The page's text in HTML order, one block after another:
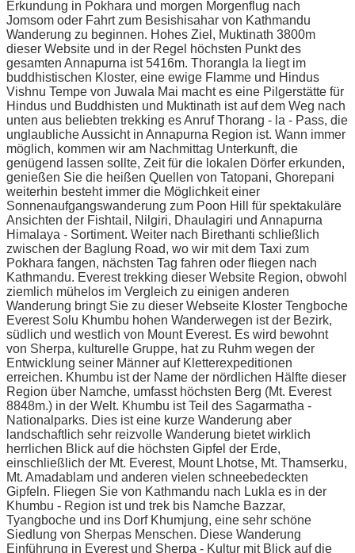
Erkundung in Pokhara und morgen Morgenflug nach
Jomsom oder Fahrt zum Besishisahar von Kathmandu
Wanderung zu beginnen. Hohes Ziel, Muktinath 3800m
dieser Website und in der Regel höchsten Punkt des
gesamten Annapurna ist 5416m. Thorangla la liegt im
buddhistischen Kloster, eine ewige Flamme und Hindus
Vishnu Tempe von Juwala Mai macht es eine Pilgerstätte für
Hindus und Buddhisten und Muktinath ist auf dem Weg nach
unten aus beliebten trekking es Anruf Thorang - la - Pass, die
unglaubliche Aussicht in Annapurna Region ist. Wann immer
möglich, kommen wir am Nachmittag Unterkunft, die
genügend lassen sollte, Zeit für die lokalen Dörfer erkunden,
genießen Sie die heißen Quellen von Tatopani, Ghorepani
weiterhin besteht immer die Möglichkeit einer
Sonnenaufgangswanderung zum Poon Hill für spektakuläre
Ansichten der Fishtail, Nilgiri, Dhaulagiri und Annapurna
Himalaya - Sortiment. Weiter nach Birethanti schließlich
zwischen der Baglung Road, wo wir mit dem Taxi zum
Pokhara fangen, nächsten Tag fahren oder fliegen nach
Kathmandu. Everest trekking dieser Website Region, obwohl
ziemlich mühelos im Vergleich zu einigen anderen
Wanderung bringt Sie zu dieser Webseite Kloster Tengboche
Everest Solu Khumbu hohen Wanderwegen ist der Bezirk,
südlich und westlich von Mount Everest. Es wird bewohnt
von Sherpa, kulturelle Gruppe, hat zu Ruhm wegen der
Entwicklung seiner Männer auf Kletterexpeditionen
erreichen. Khumbu ist der Name der nördlichen Hälfte dieser
Region über Namche, umfasst höchsten Berg (Mt. Everest
8848m.) in der Welt. Khumbu ist Teil des Sagarmatha -
Nationalparks. Dies ist eine kurze Wanderung aber
landschaftlich sehr reizvolle Wanderung bietet wirklich
herrlichen Blick auf die höchsten Gipfel der Erde,
einschließlich der Mt. Everest, Mount Lhotse, Mt. Thamserku,
Mt. Amadablam und anderen vielen schneebedeckten
Gipfeln. Fliegen Sie von Kathmandu nach Lukla es in der
Khumbu - Region ist und trek bis Namche Bazzar,
Tyangboche und ins Dorf Khumjung, eine sehr schöne
Siedlung von Sherpas Menschen. Diese Wanderung
Einführung in Everest und Sherpa - Kultur mit Blick auf die